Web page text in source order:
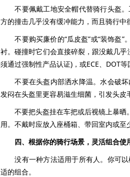
不要佩戴工地安全帽代替骑行头盔。
方的撞击几乎没有缓冲能力，而且骑行中
不要购买廉价的“瓜皮盔”或“装饰盔”
衬。碰撞时它们会直接碎裂，跟没戴几
须通过强制性产品认证)，或ECE、DOT等
不要在头盔内部洒水降温。水会破坏
发闷在头盔里更容易滋生细菌，引发头皮
不要把头盔挂在车把或后视镜上暴晒
用。不戴时应放入座桶箱、带回室内或至
四、根据你的骑行场景，灵活组合使
没有一种方法适用于所有人。你可以
适的组合。